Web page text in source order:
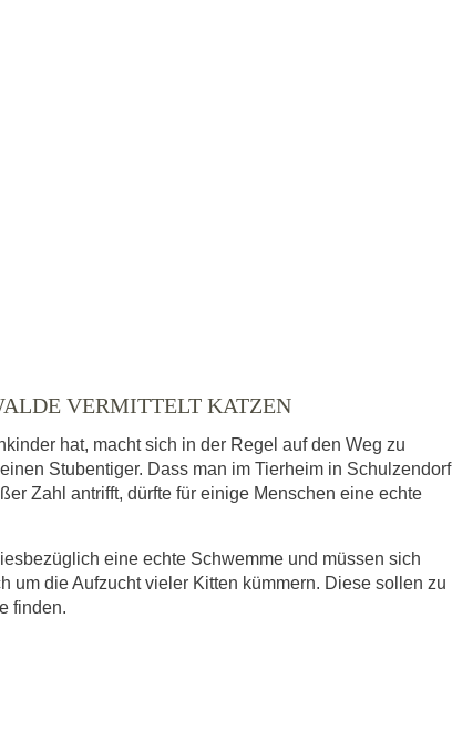
VERMITTELT KATZEN
hat, macht sich in der Regel auf den Weg zu
Stubentiger. Dass man im Tierheim in Schulzendorf
Zahl antrifft, dürfte für einige Menschen eine echte
eine echte Schwemme und müssen sich
um die Aufzucht vieler Kitten kümmern. Diese sollen zu
finden.